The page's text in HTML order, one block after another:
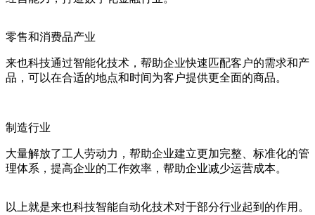
零售和消费品产业
来也科技通过智能化技术，帮助企业快速匹配客户的需求和产
品，可以在合适的地点和时间为客户提供更全面的商品。
制造行业
大量解放了工人劳动力，帮助企业建立更加完整、标准化的管
理体系，提高企业的工作效率，帮助企业减少运营成本。
以上就是来也科技智能自动化技术对于部分行业起到的作用。